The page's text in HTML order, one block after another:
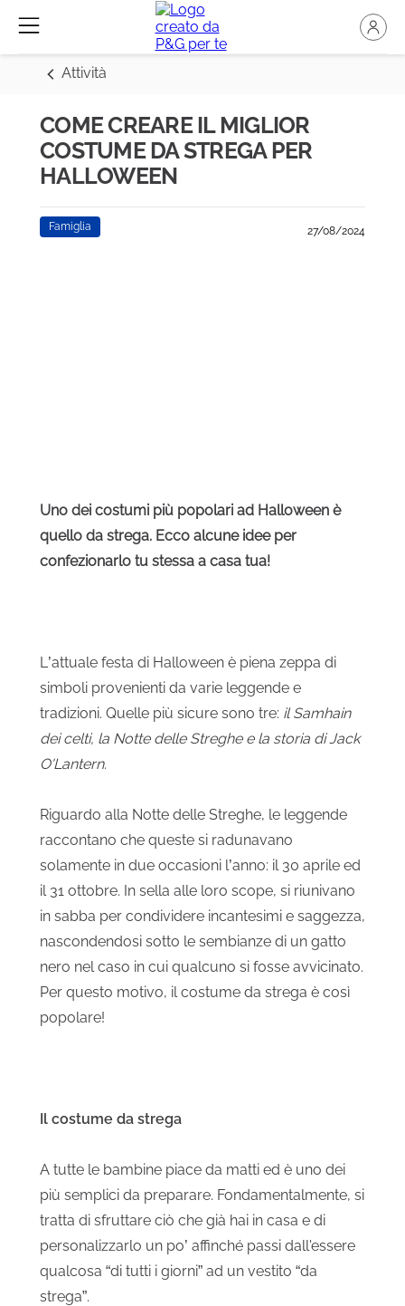
Attività
COME CREARE IL MIGLIOR
COSTUME DA STREGA PER
HALLOWEEN
Famiglia 27/08/2024
Uno dei costumi più popolari ad Halloween è
quello da strega. Ecco alcune idee per
confezionarlo tu stessa a casa tua!
L’attuale festa di Halloween è piena zeppa di
simboli provenienti da varie leggende e
tradizioni. Quelle più sicure sono tre: il Samhain
dei celti, la Notte delle Streghe e la storia di Jack
O'Lantern.
Riguardo alla Notte delle Streghe, le leggende
raccontano che queste si radunavano
solamente in due occasioni l’anno: il 30 aprile ed
il 31 ottobre. In sella alle loro scope, si riunivano
in sabba per condividere incantesimi e saggezza,
nascondendosi sotto le sembianze di un gatto
nero nel caso in cui qualcuno si fosse avvicinato.
Per questo motivo, il costume da strega è così
popolare!
Il costume da strega
A tutte le bambine piace da matti ed è uno dei
più semplici da preparare. Fondamentalmente, si
tratta di sfruttare ciò che già hai in casa e di
personalizzarlo un po’ affinché passi dall'essere
qualcosa “di tutti i giorni” ad un vestito “da
strega”.